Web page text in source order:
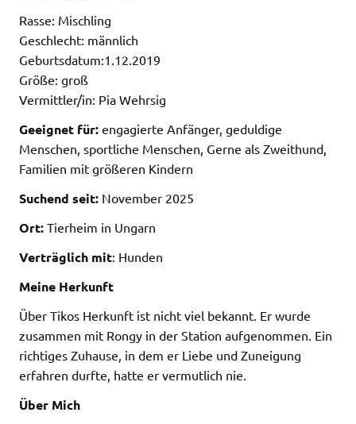
Rasse: Mischling
Geschlecht: männlich
Geburtsdatum:1.12.2019
Größe: groß
Vermittler/in: Pia Wehrsig
Geeignet für: engagierte Anfänger, geduldige
Menschen, sportliche Menschen, Gerne als Zweithund,
Familien mit größeren Kindern
Suchend seit: November 2025
Ort: Tierheim in Ungarn
Verträglich mit: Hunden
Meine Herkunft
Über Tikos Herkunft ist nicht viel bekannt. Er wurde
zusammen mit Rongy in der Station aufgenommen. Ein
richtiges Zuhause, in dem er Liebe und Zuneigung
erfahren durfte, hatte er vermutlich nie.
Über Mich